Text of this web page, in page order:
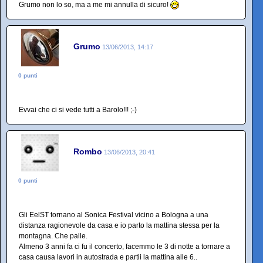
Grumo non lo so, ma a me mi annulla di sicuro!
Grumo 13/06/2013, 14:17
0 punti
Evvai che ci si vede tutti a Barolo!!! ;-)
Rombo 13/06/2013, 20:41
0 punti
Gli EelST tornano al Sonica Festival vicino a Bologna a una
distanza ragionevole da casa e io parto la mattina stessa per la
montagna. Che palle.
Almeno 3 anni fa ci fu il concerto, facemmo le 3 di notte a tornare a
casa causa lavori in autostrada e partii la mattina alle 6..